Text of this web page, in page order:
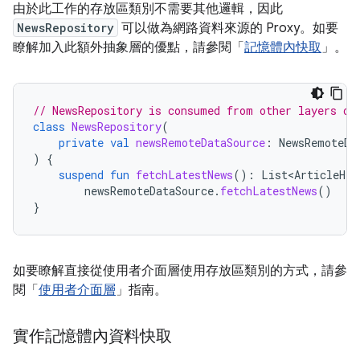
由於此工作的存放區類別不需要其他邏輯，因此
NewsRepository 可以做為網路資料來源的 Proxy。如要
瞭解加入此額外抽象層的優點，請參閱「記憶體內快取 」。
// NewsRepository is consumed from other layers
class NewsRepository(
private val newsRemoteDataSource :
)
{
suspend fun fetchLatestNews():
newsRemoteDataSource. fetchLatestNews()
}
如要瞭解直接從使用者介面層使用存放區類別的方式，請參
閱「使用者介面層 」指南。
實作記憶體內資料快取